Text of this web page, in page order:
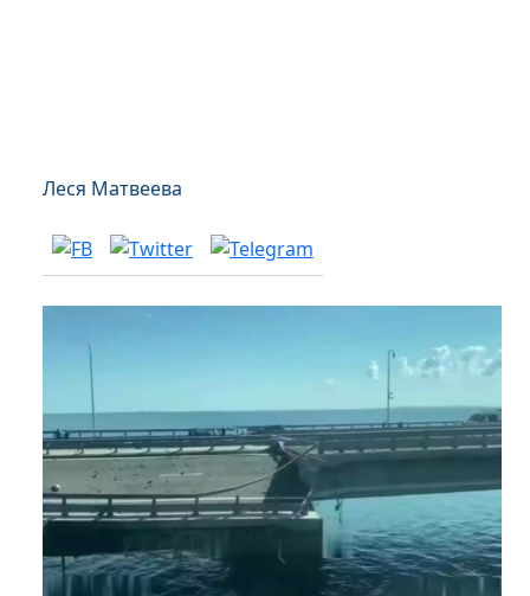
Леся Матвеева